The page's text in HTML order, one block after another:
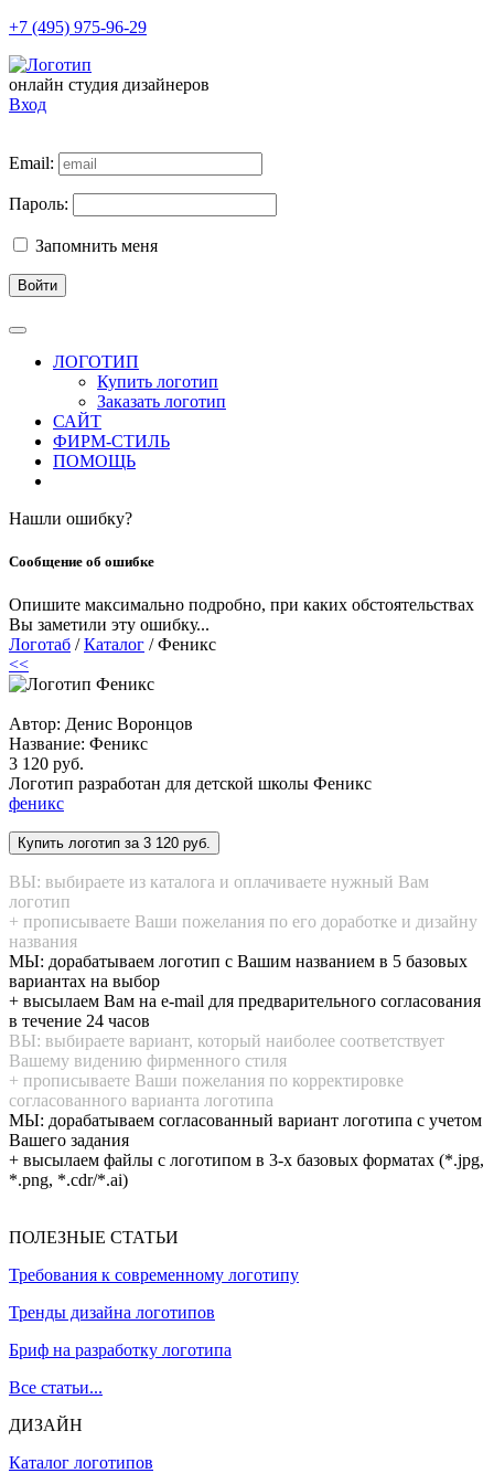
+7 (495) 975-96-29
онлайн студия дизайнеров
Вход
Email:
Пароль:
Запомнить меня
Войти
ЛОГОТИП
Купить логотип
Заказать логотип
САЙТ
ФИРМ-СТИЛЬ
ПОМОЩЬ
Нашли ошибку?
Сообщение об ошибке
Опишите максимально подробно, при каких обстоятельствах
Вы заметили эту ошибку...
Логотаб /Каталог / Феникс
<<
Автор: Денис Воронцов
Название: Феникс
3 120 руб.
Логотип разработан для детской школы Феникс
феникс
ВЫ: выбираете из каталога и оплачиваете нужный Вам
логотип
+ прописываете Ваши пожелания по его доработке и дизайну
названия
МЫ: дорабатываем логотип с Вашим названием в 5 базовых
вариантах на выбор
+ высылаем Вам на e-mail для предварительного согласования
в течение 24 часов
ВЫ: выбираете вариант, который наиболее соответствует
Вашему видению фирменного стиля
+ прописываете Ваши пожелания по корректировке
согласованного варианта логотипа
МЫ: дорабатываем согласованный вариант логотипа с учетом
Вашего задания
+ высылаем файлы с логотипом в 3-х базовых форматах (*.jpg,
*.png, *.cdr/*.ai)
ПОЛЕЗНЫЕ СТАТЬИ
Требования к современному логотипу
Тренды дизайна логотипов
Бриф на разработку логотипа
Все статьи...
ДИЗАЙН
Каталог логотипов